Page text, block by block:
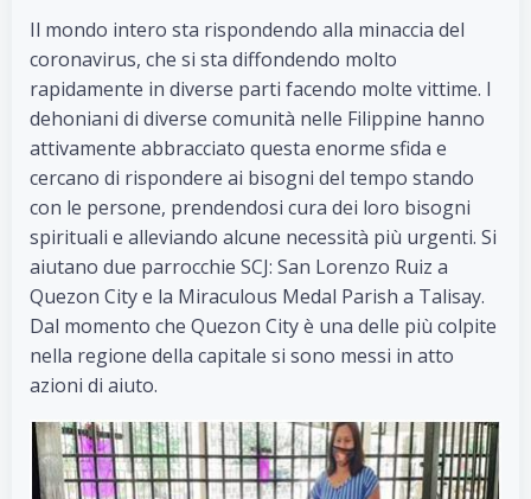
Il mondo intero sta rispondendo alla minaccia del
coronavirus, che si sta diffondendo molto
rapidamente in diverse parti facendo molte vittime. I
dehoniani di diverse comunità nelle Filippine hanno
attivamente abbracciato questa enorme sfida e
cercano di rispondere ai bisogni del tempo stando
con le persone, prendendosi cura dei loro bisogni
spirituali e alleviando alcune necessità più urgenti. Si
aiutano due parrocchie SCJ: San Lorenzo Ruiz a
Quezon City e la Miraculous Medal Parish a Talisay.
Dal momento che Quezon City è una delle più colpite
nella regione della capitale si sono messi in atto
azioni di aiuto.